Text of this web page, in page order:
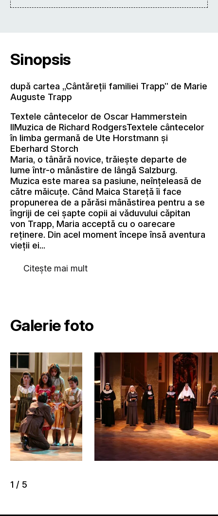
Sinopsis
după cartea „Cântăreţii familiei Trapp” de Marie
Auguste Trapp
Textele cântecelor de Oscar Hammerstein
IIMuzica de Richard RodgersTextele cântecelor
în limba germană de Ute Horstmann şi
Eberhard Storch
Maria, o tânără novice, trăieşte departe de
lume într-o mânăstire de lângă Salzburg.
Muzica este marea sa pasiune, neînţeleasă de
către măicuţe. Când Maica Stareţă îi face
propunerea de a părăsi mânăstirea pentru a se
îngriji de cei şapte copii ai văduvului căpitan
von Trapp, Maria acceptă cu o oarecare
reţinere. Din acel moment începe însă aventura
vieţii ei...
Citește mai mult
Galerie foto
1 / 5